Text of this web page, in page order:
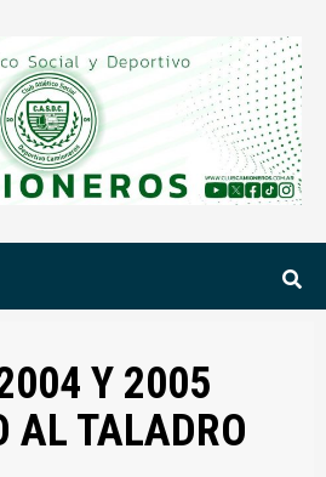
Y 2005
AL TALADRO